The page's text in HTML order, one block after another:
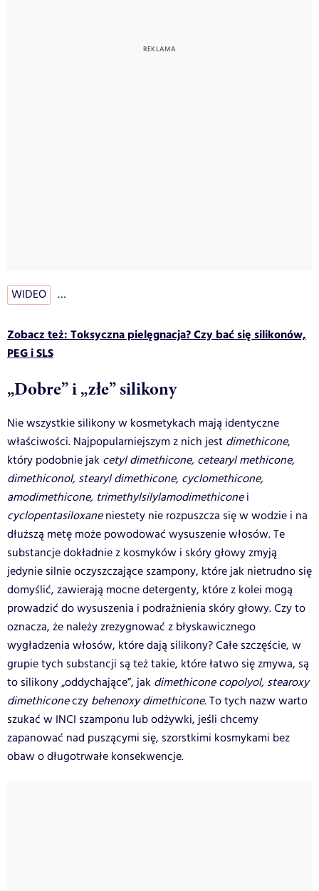
WIDEO …
Zobacz też: Toksyczna pielęgnacja? Czy bać się silikonów,
PEG i SLS
„Dobre” i „złe” silikony
Nie wszystkie silikony w kosmetykach mają identyczne
właściwości. Najpopularniejszym z nich jest dimethicone,
który podobnie jak cetyl dimethicone, cetearyl methicone,
dimethiconol, stearyl dimethicone, cyclomethicone,
amodimethicone, trimethylsilylamodimethiconei
cyclopentasiloxaneniestety nie rozpuszcza się w wodzie i na
dłuższą metę może powodować wysuszenie włosów. Te
substancje dokładnie z kosmyków i skóry głowy zmyją
jedynie silnie oczyszczające szampony, które jak nietrudno się
domyślić, zawierają mocne detergenty, które z kolei mogą
prowadzić do wysuszenia i podrażnienia skóry głowy. Czy to
oznacza, że należy zrezygnować z błyskawicznego
wygładzenia włosów, które dają silikony? Całe szczęście, w
grupie tych substancji są też takie, które łatwo się zmywa, są
to silikony „oddychające”, jak dimethicone copolyol, stearoxy
dimethiconeczy behenoxy dimethicone.To tych nazw warto
szukać w INCI szamponu lub odżywki, jeśli chcemy
zapanować nad puszącymi się, szorstkimi kosmykami bez
obaw o długotrwałe konsekwencje.